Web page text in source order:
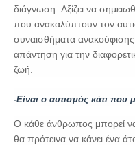
διάγνωση. Αξίζει να
που ανακαλύπτουν τον
συναισθήματα
απάντηση για την
ζωή.
-Είναι ο αυτισμός κάτι που
Ο κάθε άνθρωπος μπορεί
θα πρότεινα να κάνει ένα